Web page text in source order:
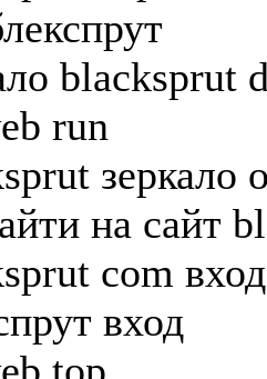
blacksprut
run
зеркало
на сайт
com вход
вход